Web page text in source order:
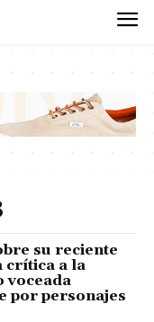
su reciente
crítica a la
voceada
por personajes